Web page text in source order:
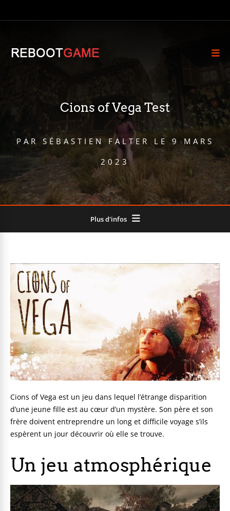
Cions of Vega Test
PAR SÉBASTIEN FALTER LE9 MARS
2023
Plus d'infos
Cions of Vega est un jeu dans lequel l’étrange disparition
d’une jeune fille est au cœur d’un mystère. Son père et son
frère doivent entreprendre un long et difficile voyage s’ils
espèrent un jour découvrir où elle se trouve.
Un jeu atmosphérique